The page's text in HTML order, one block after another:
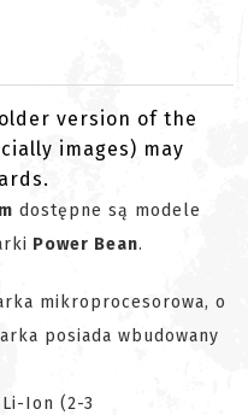
version of the
images) may
dostępne są modele
Power Bean.
mikroprocesorowa, o
posiada wbudowany
Ion (2-3